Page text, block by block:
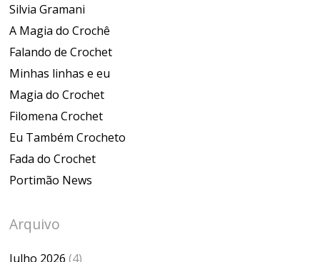
Silvia Gramani
A Magia do Crochê
Falando de Crochet
Minhas linhas e eu
Magia do Crochet
Filomena Crochet
Eu Também Crocheto
Fada do Crochet
Portimão News
Arquivo
Julho 2026 (4)